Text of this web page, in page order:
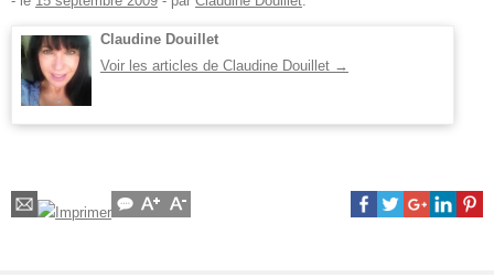
Claudine Douillet
Voir les articles de Claudine Douillet →